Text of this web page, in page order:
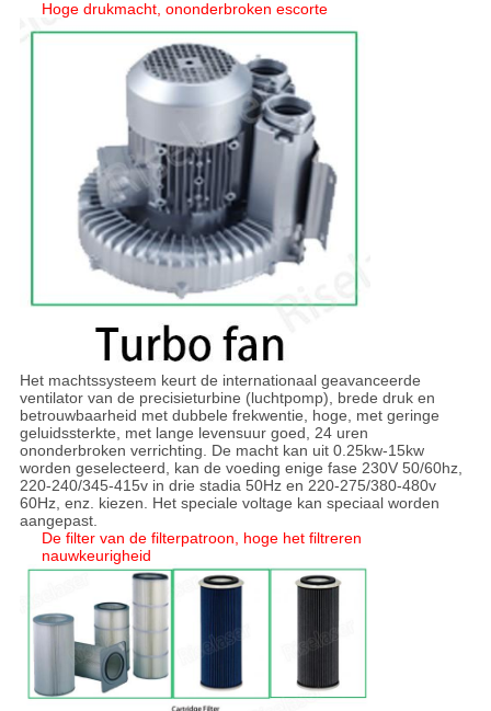
Hoge drukmacht, ononderbroken escorte
Het machtssysteem keurt de internationaal geavanceerde
ventilator van de precisieturbine (luchtpomp), brede druk en
betrouwbaarheid met dubbele frekwentie, hoge, met geringe
geluidssterkte, met lange levensuur goed, 24 uren
ononderbroken verrichting. De macht kan uit 0.25kw-15kw
worden geselecteerd, kan de voeding enige fase 230V 50/60hz,
220-240/345-415v in drie stadia 50Hz en 220-275/380-480v
60Hz, enz. kiezen. Het speciale voltage kan speciaal worden
aangepast.
De filter van de filterpatroon, hoge het filtreren
nauwkeurigheid